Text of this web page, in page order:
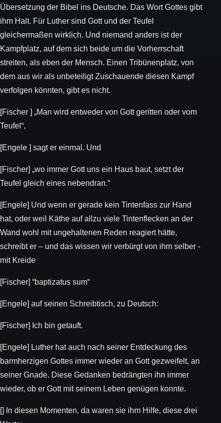
Übersetzung der Bibel ins Deutsche. Das Wort Gottes gibt
ihm Halt. Für Luther sind Gott und der Teufel
gleichermaßen wirklich. Und niemand anders ist der
Kampfplatz, auf dem sich beide um die Vorherrschaft
streiten, als eben der Mensch. Einen Tribünenplatz, von
dem aus wir als unbeteiligt Zuschauende diesen Kampf
verfolgen könnten, gibt es nicht.
[Fischer ] „Man wird entweder von Gott geritten oder vom
Teufel“,
[Engele ] sagt er einmal. Und
[Fischer] „wo immer Gott uns ein Haus baut, setzt der
Teufel gleich eines nebendran.“
[Engele] Und wenn er gerade kein Tintenfass zur Hand
hat, oder weil Käthe auf allzu viele Tintenflecken an der
Wand wohl mit ungehaltenen Reden reagiert hätte,
schreibt er – und das wissen wir verbürgt von ihm selber -
mit Kreide
[Fischer] “baptizatus sum“
[Engele] auf seinen Schreibtisch, zu Deutsch:
[Fischer] Ich bin getauft.
[Engele] Luther hat auch nach seiner Entdeckung des
barmherzigen Gottes immer wieder an Gott gezweifelt, an
seiner Gnade. Diese Gedanken bedrängten ihn immer
wieder, ob er Gott mit seinem Leben genügen konnte.
[] In diesen Momenten, da waren sie ihm Hilfe, diese drei